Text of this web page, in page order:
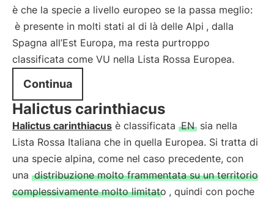
è che la specie a livello europeo se la passa meglio:
è presente in molti stati al di là delle Alpi , dalla
Spagna all’Est Europa, ma resta purtroppo
classificata come VU nella Lista Rossa Europea.
Continua
Halictus carinthiacus
Halictus carinthiacus è classificata EN sia nella
Lista Rossa Italiana che in quella Europea. Si tratta di
una specie alpina, come nel caso precedente, con
una distribuzione molto frammentata su un territorio
complessivamente molto limitato , quindi con poche